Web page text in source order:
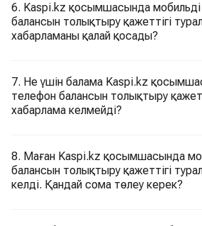
6. Kaspi.kz қосымшасында
балансын толықтыру қажеттігі
хабарламаны қалай қосады?
7. Не үшін балама Kaspi.kz
телефон балансын толықтыру
хабарлама келмейді?
8. Маған Kaspi.kz қосымшасында
балансын толықтыру қажеттігі
келді. Қандай сома төлеу керек?